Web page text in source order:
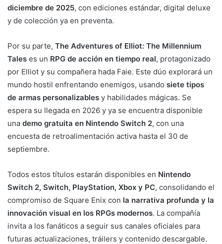
diciembre de 2025, con ediciones estándar, digital deluxe
y de colección ya en preventa.
Por su parte, The Adventures of Elliot: The Millennium
Tales es un RPG de acción en tiempo real, protagonizado
por Elliot y su compañera hada Faie. Este dúo explorará un
mundo hostil enfrentando enemigos, usando siete tipos
de armas personalizables y habilidades mágicas. Se
espera su llegada en 2026 y ya se encuentra disponible
una demo gratuita en Nintendo Switch 2, con una
encuesta de retroalimentación activa hasta el 30 de
septiembre.
Todos estos títulos estarán disponibles en Nintendo
Switch 2, Switch, PlayStation, Xbox y PC, consolidando el
compromiso de Square Enix con la narrativa profunda y la
innovación visual en los RPGs modernos. La compañía
invita a los fanáticos a seguir sus canales oficiales para
futuras actualizaciones, tráilers y contenido descargable.